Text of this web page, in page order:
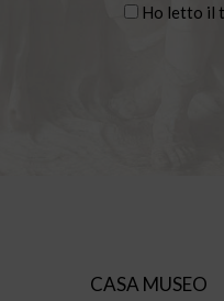
Ho letto il
CASA MUSEO